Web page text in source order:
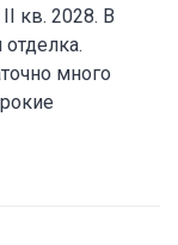
кв. 2028. В
много